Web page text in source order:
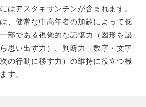
はアスタキサンチンが含まれます。
、健常な中高年者の加齢によって低
部である視覚的な記憶力（図形を認
思い出す力）、判断力（数字・文字
の行動に移す力）の維持に役立つ機
す。